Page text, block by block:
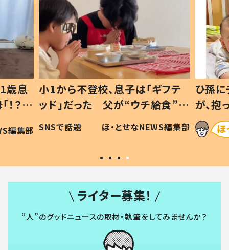
歳息
？」
編集部
小1から不登校、息子は「ギフテ
ッド」だった 父が“ウチ給食”を
作り続ける理由とは #令和の親
#令和の子
SNSで話題 ほ・とせなNEWS編集部
ひ孫
が、
「涙が
い」
ライター募集！
“人”のグッドニュースの取材・執筆をしてみませんか？